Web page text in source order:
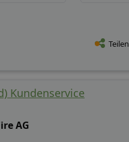
Teilen
Kundenservice
AG